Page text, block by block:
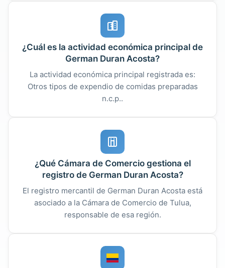
¿Cuál es la actividad económica principal de
German Duran Acosta?
La actividad económica principal registrada es:
Otros tipos de expendio de comidas preparadas
n.c.p..
¿Qué Cámara de Comercio gestiona el
registro de German Duran Acosta?
El registro mercantil de German Duran Acosta está
asociado a la Cámara de Comercio de Tulua,
responsable de esa región.